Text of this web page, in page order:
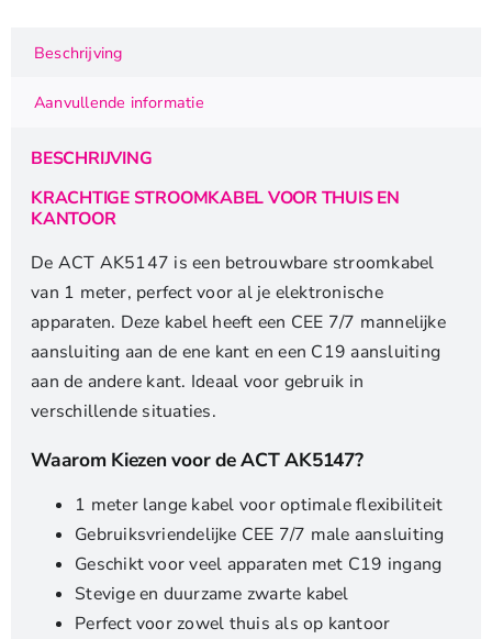
7/7
Male
C19
|
Zwart
Beschrijving
Aanvullende informatie
BESCHRIJVING
KRACHTIGE STROOMKABEL VOOR THUIS EN
KANTOOR
De ACT AK5147 is een betrouwbare stroomkabel
van 1 meter, perfect voor al je elektronische
apparaten. Deze kabel heeft een CEE 7/7 mannelijke
aansluiting aan de ene kant en een C19 aansluiting
aan de andere kant. Ideaal voor gebruik in
verschillende situaties.
Waarom Kiezen voor de ACT AK5147?
1 meter lange kabel voor optimale flexibiliteit
Gebruiksvriendelijke CEE 7/7 male aansluiting
Geschikt voor veel apparaten met C19 ingang
Stevige en duurzame zwarte kabel
Perfect voor zowel thuis als op kantoor